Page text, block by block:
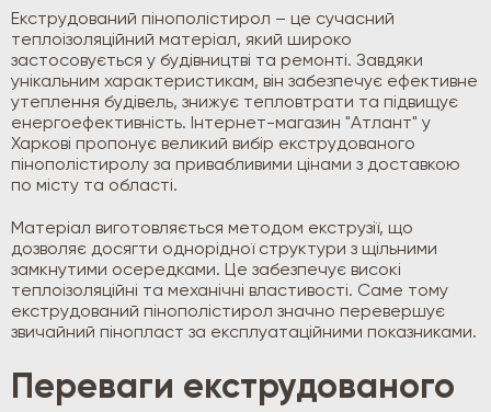
Екструдований пінополістирол – це сучасний
теплоізоляційний матеріал, який широко
застосовується у будівництві та ремонті. Завдяки
унікальним характеристикам, він забезпечує ефективне
утеплення будівель, знижує тепловтрати та підвищує
енергоефективність. Інтернет-магазин "Атлант" у
Харкові пропонує великий вибір екструдованого
пінополістиролу за привабливими цінами з доставкою
по місту та області.
Матеріал виготовляється методом екструзії, що
дозволяє досягти однорідної структури з щільними
замкнутими осередками. Це забезпечує високі
теплоізоляційні та механічні властивості. Саме тому
екструдований пінополістирол значно перевершує
звичайний пінопласт за експлуатаційними показниками.
Переваги екструдованого